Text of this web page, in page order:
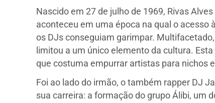
Nascido em 27 de julho de 1969, Rivas
aconteceu em uma época na qual o acesso
os DJs conseguiam garimpar.
limitou a um único elemento da cultura.
que costuma empurrar artistas para nichos
Foi ao lado do irmão, o também rapper DJ
sua carreira: a formação do grupo Álibi, um